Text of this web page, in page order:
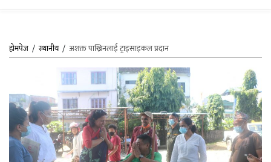
होमपेज /स्थानीय/ अशक्त पाख्रिनलाई ट्राइसाइकल प्रदान